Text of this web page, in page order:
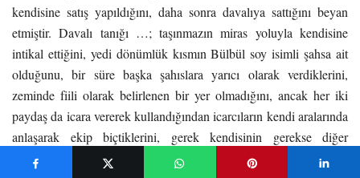
kendisine satış yapıldığını, daha sonra davalıya sattığını beyan
etmiştir. Davalı tanığı …; taşınmazın miras yoluyla kendisine
intikal ettiğini, yedi dönümlük kısmın Bülbül soy isimli şahsa ait
olduğunu, bir süre başka şahıslara yarıcı olarak verdiklerini,
zeminde fiili olarak belirlenen bir yer olmadığını, ancak her iki
paydaş da icara vererek kullandığından icarcıların kendi aralarında
anlaşarak ekip biçtiklerini, gerek kendisinin gerekse diğer
paydaşın taşınmaz başına gelip fiili olarak bulunmadığını, …’nin